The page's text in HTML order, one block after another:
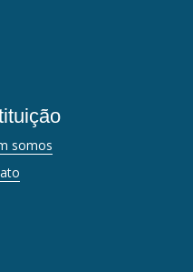
somos